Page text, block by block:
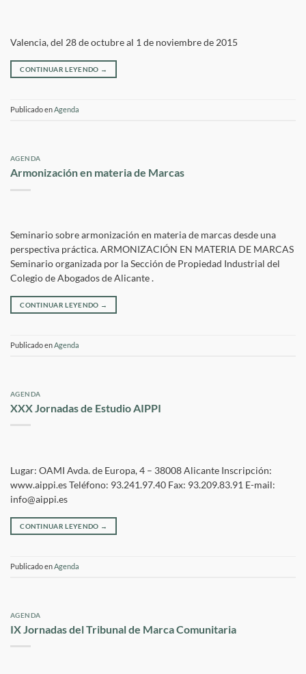
Valencia, del 28 de octubre al 1 de noviembre de 2015
CONTINUAR LEYENDO →
Publicado enAgenda
AGENDA
Armonización en materia de Marcas
Seminario sobre armonización en materia de marcas desde una
perspectiva práctica. ARMONIZACIÓN EN MATERIA DE MARCAS
Seminario organizada por la Sección de Propiedad Industrial del
Colegio de Abogados de Alicante .
CONTINUAR LEYENDO →
Publicado enAgenda
AGENDA
XXX Jornadas de Estudio AIPPI
Lugar: OAMI Avda. de Europa, 4 – 38008 Alicante Inscripción:
www.aippi.es Teléfono: 93.241.97.40 Fax: 93.209.83.91 E-mail:
info@aippi.es
CONTINUAR LEYENDO →
Publicado enAgenda
AGENDA
IX Jornadas del Tribunal de Marca Comunitaria